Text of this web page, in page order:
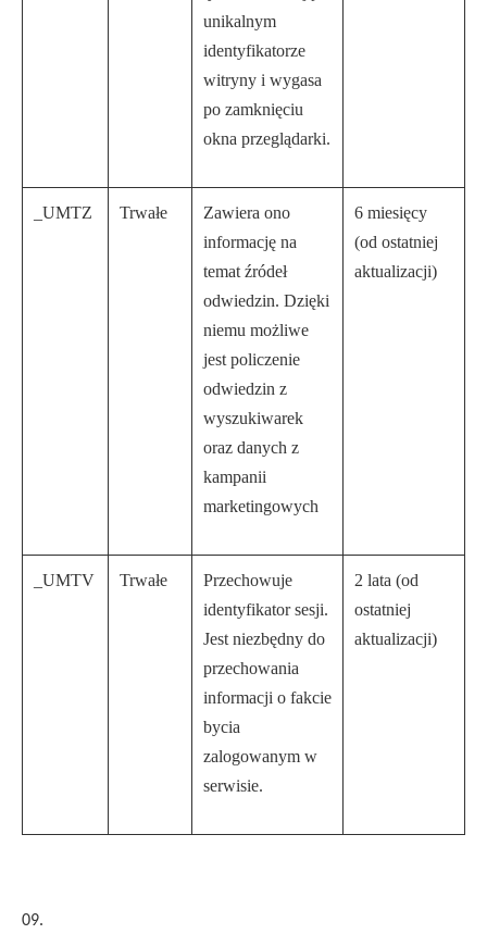
unikalnym
identyfikatorze
witryny i wygasa
po zamknięciu
okna przeglądarki.
_UMTZ Trwałe
Zawiera ono
informację na
temat źródeł
odwiedzin. Dzięki
niemu możliwe
jest policzenie
odwiedzin z
wyszukiwarek
oraz danych z
kampanii
marketingowych
6 miesięcy
(od ostatniej
aktualizacji)
_UMTV Trwałe
Przechowuje
identyfikator sesji.
Jest niezbędny do
przechowania
informacji o fakcie
bycia
zalogowanym w
serwisie.
2 lata (od
ostatniej
aktualizacji)